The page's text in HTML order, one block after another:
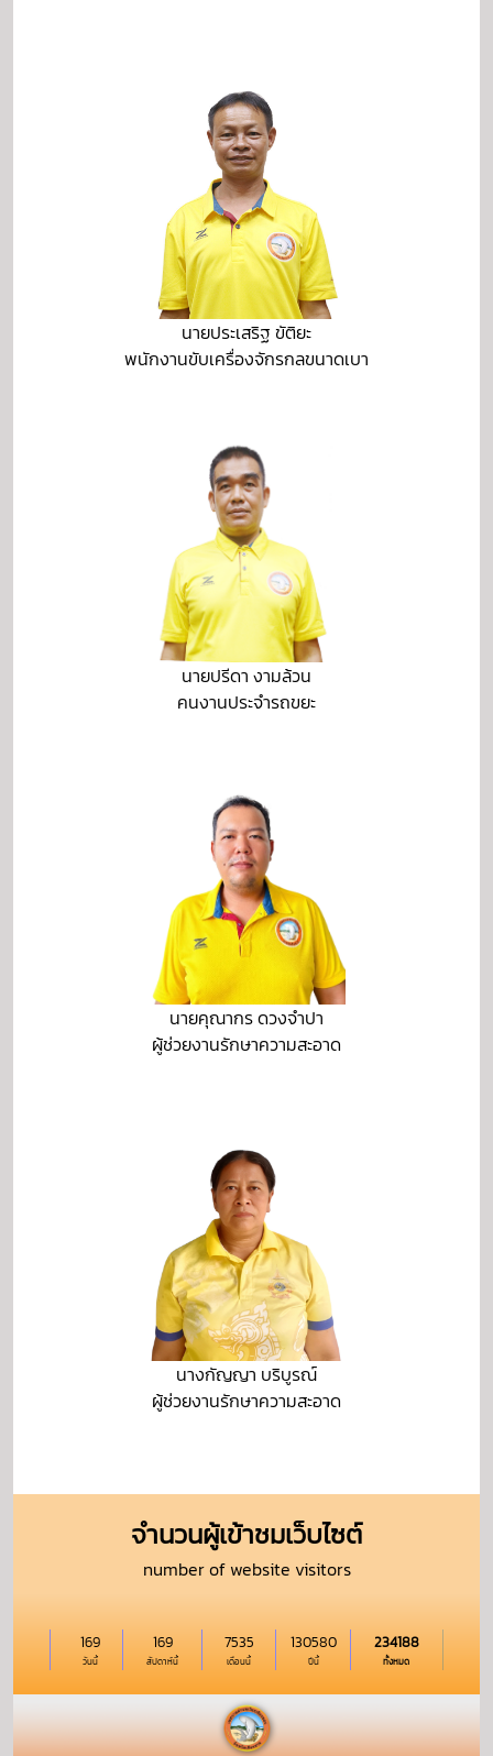
นายประเสริฐ ขัติยะ
พนักงานขับเครื่องจักรกลขนาดเบา
นายปรีดา งามล้วน
คนงานประจำรถขยะ
นายคุณากร ดวงจำปา
ผู้ช่วยงานรักษาความสะอาด
นางกัญญา บริบูรณ์
ผู้ช่วยงานรักษาความสะอาด
จำนวนผู้เข้าชมเว็บไซต์
number of website visitors
วันนี้
169
สัปดาห์นี้
169
เดือนนี้
7535
ปีนี้
130580
ทั้งหมด
234188